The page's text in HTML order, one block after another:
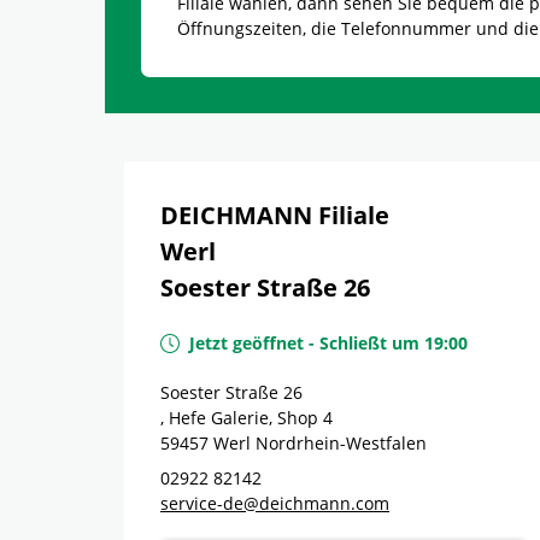
Öffnungszeiten, die Telefonnummer und
DEICHMANN Filiale
Werl
Soester Straße 26
Jetzt geöffnet - Schließt um 19:00
Soester Straße 26
, Hefe Galerie, Shop 4
59457 Werl Nordrhein-Westfalen
02922 82142
service-de@deichmann.com